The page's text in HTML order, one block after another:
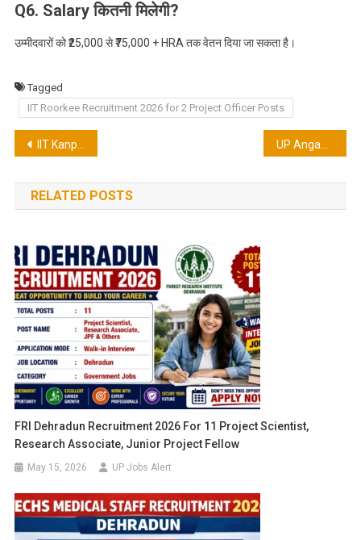
Q6. Salary कितनी मिलेगी?
उम्मीदवारों को ₹25,000 से ₹75,000 + HRA तक वेतन दिया जा सकता है।
Tagged
IIT Roorkee Recruitment 2026 for 2 Project Officer Posts
Post
navigation
IIT Kanpur Recruitment 2026 for 1 Technical Assistant Post UP Anganwadi Recruitment 2026 in Hathras & Balrampur
RELATED POSTS
FRI Dehradun Recruitment 2026 For 11 Project Scientist,
Research Associate, Junior Project Fellow
May 15, 2026 UP Jobs Alert